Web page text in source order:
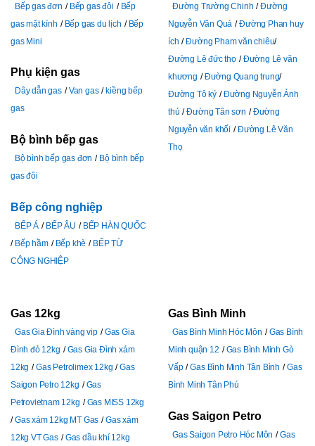
Bếp gas đơn Bếp gas đôi
Bếp
gas mặt kính
Bếp gas du lịch
Bếp
gas Mini
Phụ kiện gas
Dây dẫn gas Van gas
kiềng bếp
gas
Bộ bình bếp gas
Bộ bình bếp gas đơn
Bộ bình bếp
gas đôi
Bếp công nghiệp
BẾP Á BẾP ÂU
BẾP HÀN QUỐC
Bếp hầm
Bếp khè
BẾP TỪ
CÔNG NGHIỆP
Đường Trường Chinh
Đường
Nguyễn Văn Quá
Đường Phan huy
ích
Đường Pham văn chiêu
Đường Lê đức thọ
Đường Lê văn
khương
Đường Quang trung
Đường Tô ký
Đường Nguyễn Ảnh
thủ
Đường Tân sơn
Đường
Nguyễn văn khối
Đường Lê Văn
Thọ
Gas 12kg
Gas Gia Đình vàng vip
Gas Gia
Đình đỏ 12kg
Gas Gia Đình xám
12kg
Gas Petrolimex 12kg
Gas
Saigon Petro 12kg
Gas
Petrovietnam 12kg
Gas MISS 12kg
Gas xám 12kg MT Gas
Gas xám
12kg VT Gas
Gas dầu khí 12kg
Gas Bình Minh
Gas Bình Minh Hóc Môn
Gas Bình
Minh quận 12
Gas Bình Minh Gò
Vấp
Gas Bình Minh Tân Bình
Gas
Bình Minh Tân Phú
Gas Saigon Petro
Gas Saigon Petro Hóc Môn
Gas